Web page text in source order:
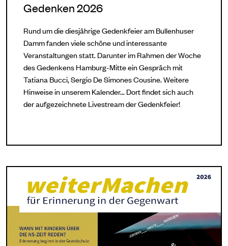
Gedenken 2026
Rund um die diesjährige Gedenkfeier am Bullenhuser
Damm fanden viele schöne und interessante
Veranstaltungen statt. Darunter im Rahmen der Woche
des Gedenkens Hamburg-Mitte ein Gespräch mit
Tatiana Bucci, Sergio De Simones Cousine. Weitere
Hinweise in unserem Kalender... Dort findet sich auch
der aufgezeichnete Livestream der Gedenkfeier!